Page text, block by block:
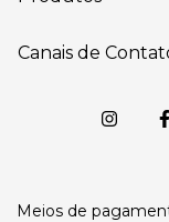
Canais de
Meios de